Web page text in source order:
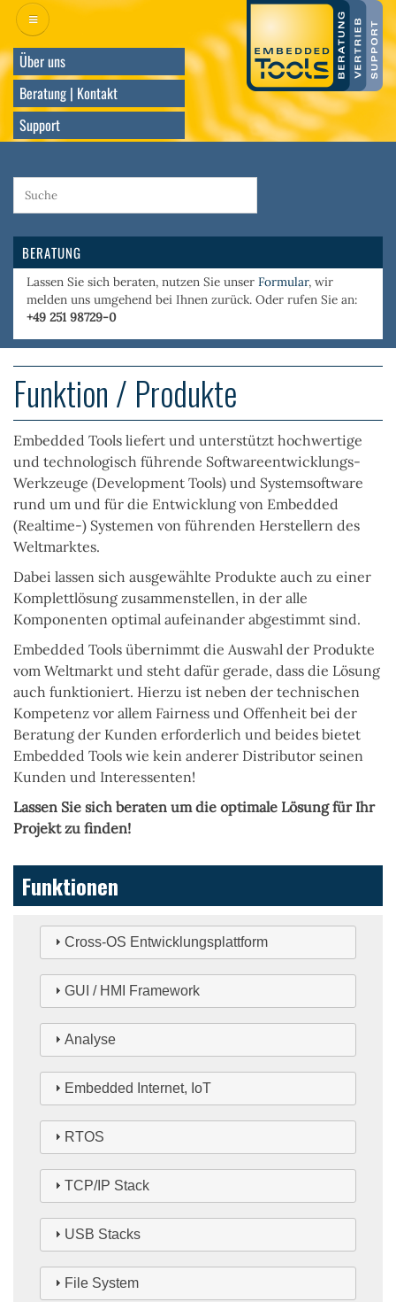
Direkt
zum
InhaltÜber uns
Beratung | Kontakt
Support
BERATUNG
Lassen Sie sich beraten, nutzen Sie unser Formular, wir
melden uns umgehend bei Ihnen zurück. Oder rufen Sie an:
+49 251 98729-0
Funktion / Produkte
Embedded Tools liefert und unterstützt hochwertige
und technologisch führende Softwareentwicklungs-
Werkzeuge (Development Tools) und Systemsoftware
rund um und für die Entwicklung von Embedded
(Realtime-) Systemen von führenden Herstellern des
Weltmarktes.
Dabei lassen sich ausgewählte Produkte auch zu einer
Komplettlösung zusammenstellen, in der alle
Komponenten optimal aufeinander abgestimmt sind.
Embedded Tools übernimmt die Auswahl der Produkte
vom Weltmarkt und steht dafür gerade, dass die Lösung
auch funktioniert. Hierzu ist neben der technischen
Kompetenz vor allem Fairness und Offenheit bei der
Beratung der Kunden erforderlich und beides bietet
Embedded Tools wie kein anderer Distributor seinen
Kunden und Interessenten!
Lassen Sie sich beraten um die optimale Lösung für Ihr
Projekt zu finden!
Funktionen
Cross-OS Entwicklungsplattform
GUI / HMI Framework
Analyse
Embedded Internet, IoT
RTOS
TCP/IP Stack
USB Stacks
File System